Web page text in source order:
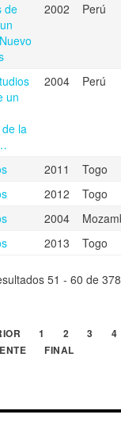
de
2002 Perú
un
la
2004 Perú
2011 Togo
2012 Togo
2004
2013 Togo
51 - 60 de 378
1 2 3 4
FINAL